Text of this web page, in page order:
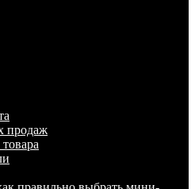
продаж